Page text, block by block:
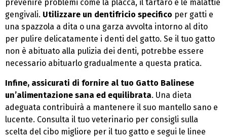
prevenire problemi come la placca, il tartaro e le malattie
gengivali. Utilizzare un dentifricio specifico per gatti e
una spazzola a dita o una garza avvolta intorno al dito
per pulire delicatamente i denti del gatto. Se il tuo gatto
non è abituato alla pulizia dei denti, potrebbe essere
necessario abituarlo gradualmente a questa pratica.
Infine, assicurati di fornire al tuo Gatto Balinese
un’alimentazione sana ed equilibrata. Una dieta
adeguata contribuirà a mantenere il suo mantello sano e
lucente. Consulta il tuo veterinario per consigli sulla
scelta del cibo migliore per il tuo gatto e segui le linee